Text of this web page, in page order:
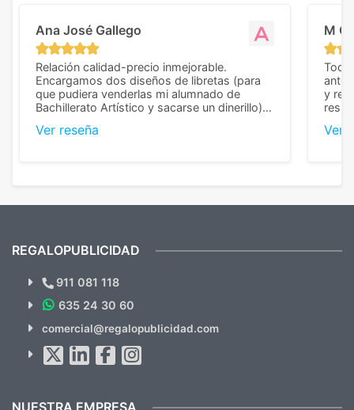
Ana José Gallego
Relación calidad-precio inmejorable.
Encargamos dos diseños de libretas (para
que pudiera venderlas mi alumnado de
Bachillerato Artístico y sacarse un dinerillo) y
diferencia, con libretas de muy buena calidad
Ver reseña
M C
Todo
y
Ver
¿Quieres ver nuestras últimas
Novedades y Ofertas?
hacemos Spam)
REGALOPUBLICIDAD
911 081 118
635 24 30 60
comercial@regalopublicidad.com